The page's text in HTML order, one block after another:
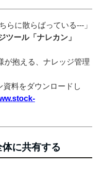
らに散らばっている---」
ツール「ナレカン」
が抱える、ナレッジ管理
料をダウンロードし
体に共有する